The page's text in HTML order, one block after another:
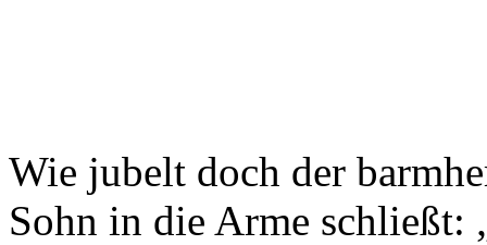
Wie jubelt doch der
Sohn in die Arme schließt: